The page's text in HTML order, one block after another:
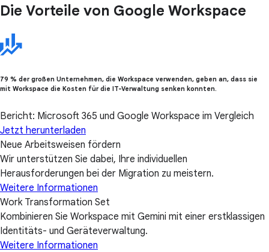
Die Vorteile von Google Workspace
79 % der großen Unternehmen, die Workspace verwenden, geben an, dass sie
mit Workspace die Kosten für die IT-Verwaltung senken konnten.
Bericht: Microsoft 365 und Google Workspace im Vergleich
Jetzt herunterladen
Neue Arbeitsweisen fördern
Wir unterstützen Sie dabei, Ihre individuellen
Herausforderungen bei der Migration zu meistern.
Weitere Informationen
Work Transformation Set
Kombinieren Sie Workspace mit Gemini mit einer erstklassigen
Identitäts- und Geräteverwaltung.
Weitere Informationen